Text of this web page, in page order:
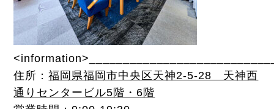
住所：福岡県福岡市中央区天神2-5-28 天神西
通りセンタービル5階・6階